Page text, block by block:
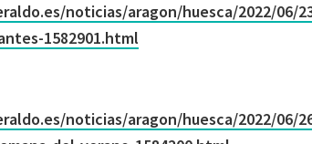
noticias/aragon/huesca/2022/06/
1582901.html
noticias/aragon/huesca/2022/06/